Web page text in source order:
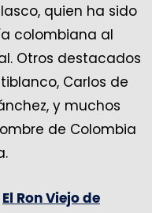
quien ha sido
colombiana al
Otros destacados
Carlos de
y muchos
de Colombia
El Ron Viejo de